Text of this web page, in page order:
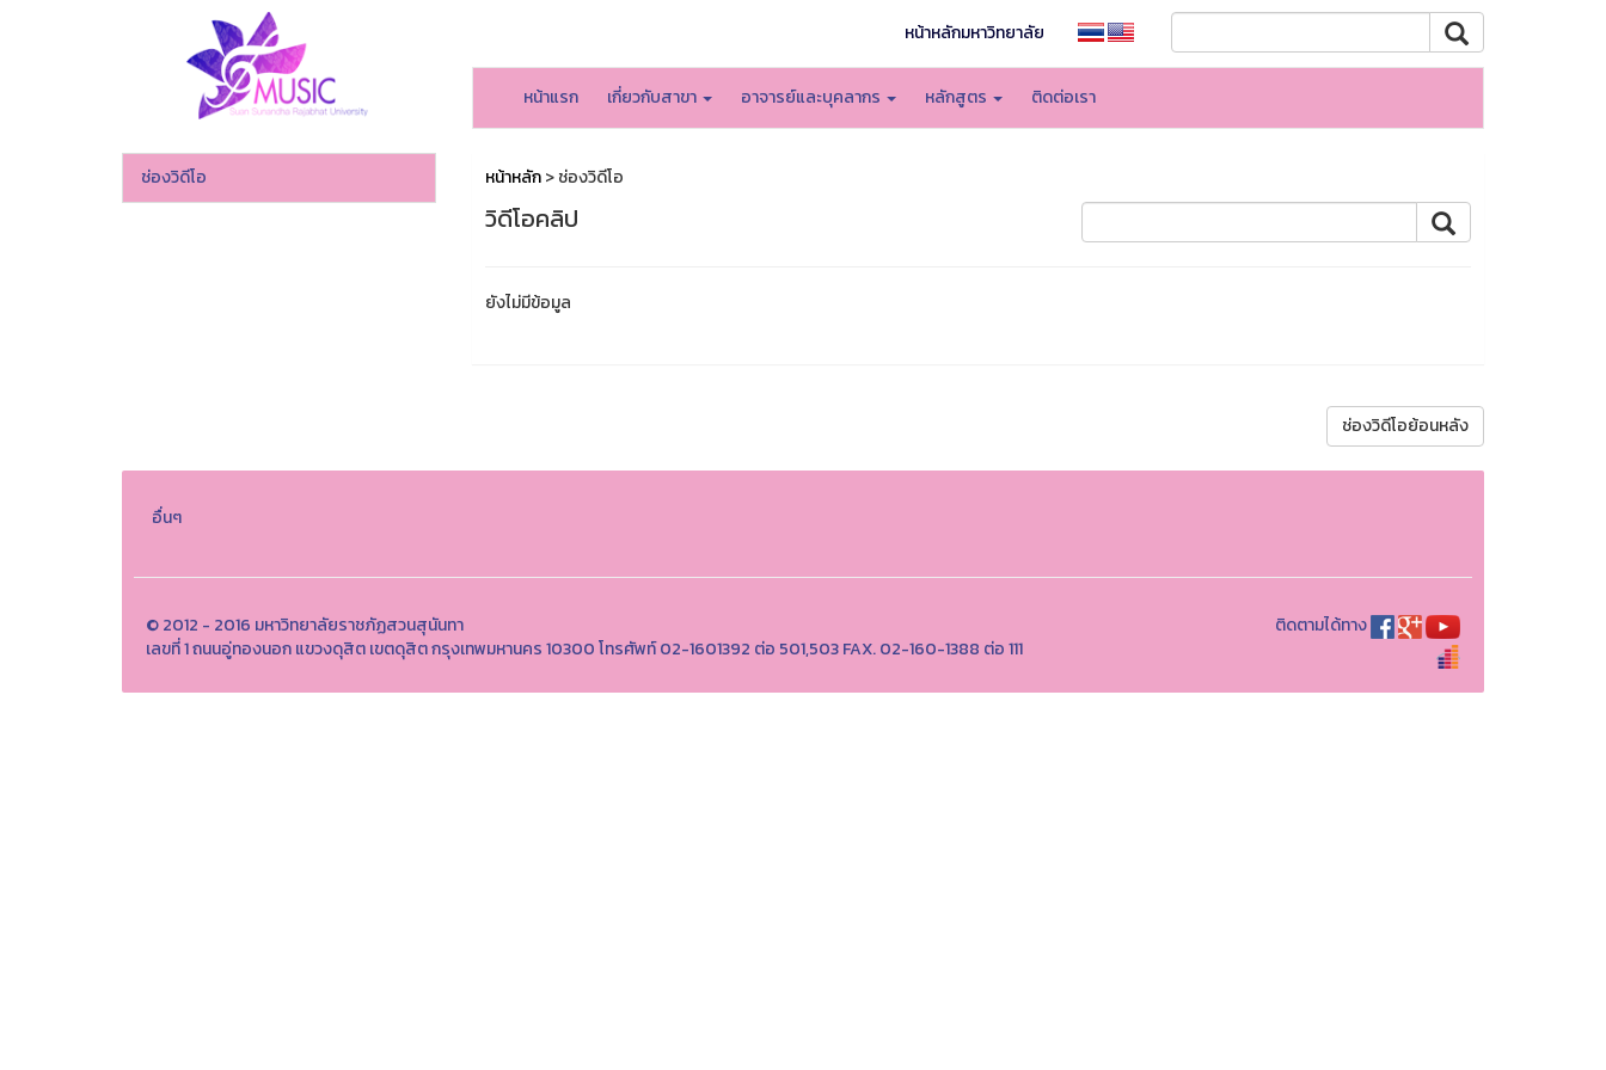
หน้าหลักมหาวิทยาลัย
หน้าแรก เกี่ยวกับสาขา อาจารย์และบุคลากร หลักสูตร ติดต่อเรา
ช่องวิดีโอ หน้าหลัก> ช่องวิดีโอ
วิดีโอคลิป
ยังไม่มีข้อมูล
ช่องวิดีโอย้อนหลัง
อื่นๆ
© 2012 - 2016 มหาวิทยาลัยราชภัฏสวนสุนันทา
เลขที่ 1 ถนนอู่ทองนอก แขวงดุสิต เขตดุสิต กรุงเทพมหานคร 10300 โทรศัพท์ 02-1601392 ต่อ 501,503 FAX. 02-160-1388 ต่อ 111
ติดตามได้ทาง